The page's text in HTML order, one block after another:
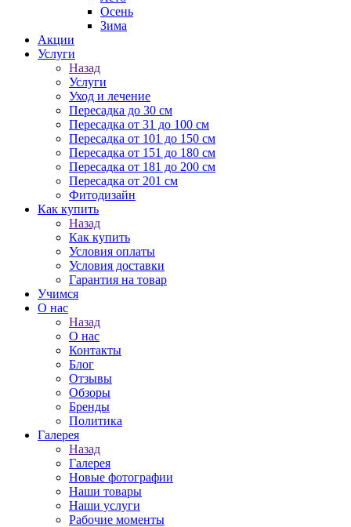
Осень
Зима
Акции
Услуги
Назад
Услуги
Уход и лечение
Пересадка до 30 см
Пересадка от 31 до 100 см
Пересадка от 101 до 150 см
Пересадка от 151 до 180 см
Пересадка от 181 до 200 см
Пересадка от 201 см
Фитодизайн
Как купить
Назад
Как купить
Условия оплаты
Условия доставки
Гарантия на товар
Учимся
О нас
Назад
О нас
Контакты
Блог
Отзывы
Обзоры
Бренды
Политика
Галерея
Назад
Галерея
Новые фотографии
Наши товары
Наши услуги
Рабочие моменты